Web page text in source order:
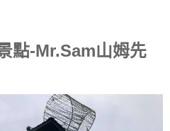
點-Mr.Sam山姆先